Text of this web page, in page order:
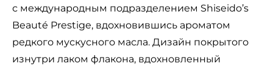
с международным подразделением Shiseido’s
Beauté Prestige, вдохновившись ароматом
редкого мускусного масла. Дизайн покрытого
изнутри лаком флакона, вдохновленный